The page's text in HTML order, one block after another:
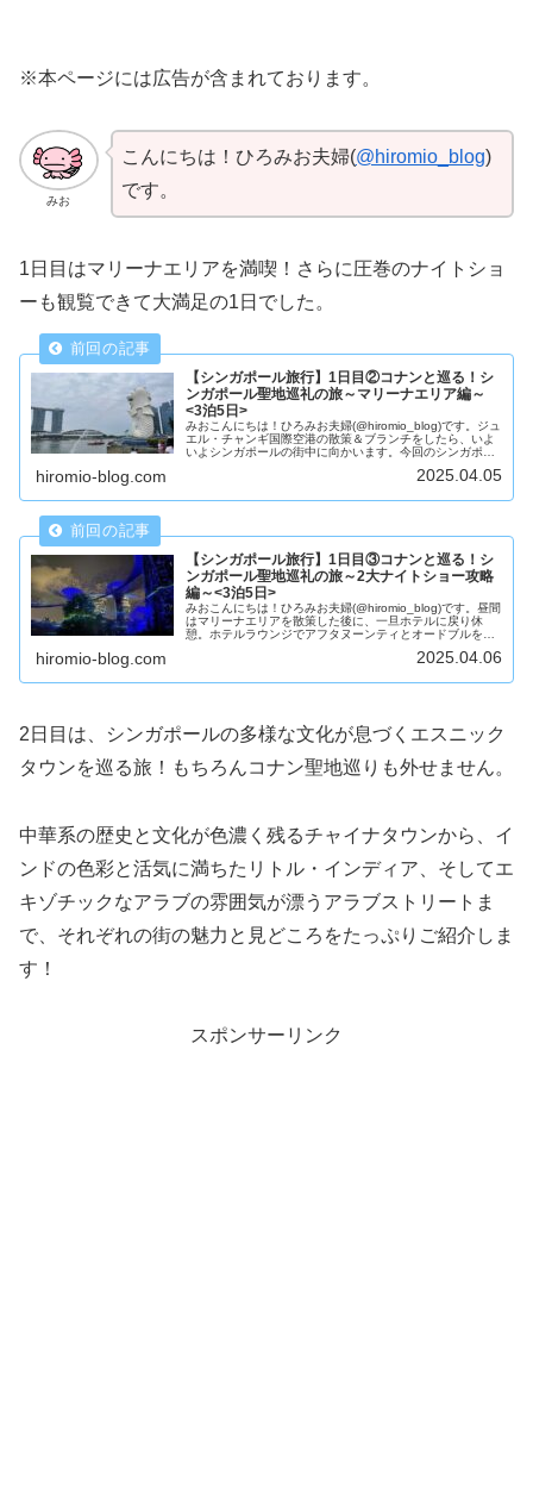
※本ページには広告が含まれております。
みお
こんにちは！ひろみお夫婦(@hiromio_blog)
です。
1日目はマリーナエリアを満喫！さらに圧巻のナイトショ
ーも観覧できて大満足の1日でした。
【シンガポール旅行】1日目②コナンと巡る！シ
ンガポール聖地巡礼の旅～マリーナエリア編～
<3泊5日>
みおこんにちは！ひろみお夫婦(@hiromio_blog)です。ジュ
エル・チャンギ国際空港の散策＆ブランチをしたら、いよ
いよシンガポールの街中に向かいます。今回のシンガポー
hiromio-blog.com 2025.04.05
【シンガポール旅行】1日目③コナンと巡る！シ
ンガポール聖地巡礼の旅～2大ナイトショー攻略
編～<3泊5日>
みおこんにちは！ひろみお夫婦(@hiromio_blog)です。昼間
はマリーナエリアを散策した後に、一旦ホテルに戻り休
憩。ホテルラウンジでアフタヌーンティとオードブルを堪
hiromio-blog.com 2025.04.06
2日目は、シンガポールの多様な文化が息づくエスニック
タウンを巡る旅！もちろんコナン聖地巡りも外せません。
中華系の歴史と文化が色濃く残るチャイナタウンから、イ
ンドの色彩と活気に満ちたリトル・インディア、そしてエ
キゾチックなアラブの雰囲気が漂うアラブストリートま
で、それぞれの街の魅力と見どころをたっぷりご紹介しま
す！
スポンサーリンク